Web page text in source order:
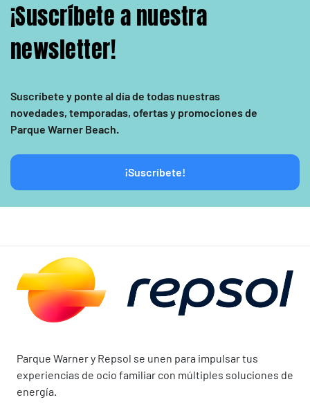
¡Suscríbete a nuestra
newsletter!
Suscríbete y ponte al día de todas nuestras
novedades, temporadas, ofertas y promociones de
Parque Warner Beach.
¡Suscríbete!
Parque Warner y Repsol se unen para impulsar tus
experiencias de ocio familiar con múltiples soluciones de
energía.